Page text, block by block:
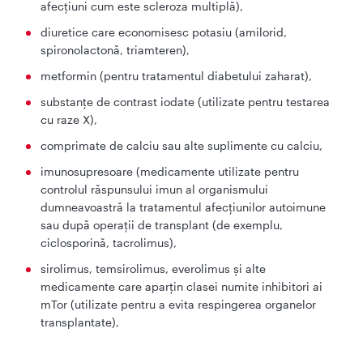
afecţiuni cum este scleroza multiplă),
diuretice care economisesc potasiu (amilorid,
spironolactonă, triamteren),
metformin (pentru tratamentul diabetului zaharat),
substanţe de contrast iodate (utilizate pentru testarea
cu raze X),
comprimate de calciu sau alte suplimente cu calciu,
imunosupresoare (medicamente utilizate pentru
controlul răspunsului imun al organismului
dumneavoastră la tratamentul afecțiunilor autoimune
sau după operații de transplant (de exemplu,
ciclosporină, tacrolimus),
sirolimus, temsirolimus, everolimus și alte
medicamente care aparțin clasei numite inhibitori ai
mTor (utilizate pentru a evita respingerea organelor
transplantate),